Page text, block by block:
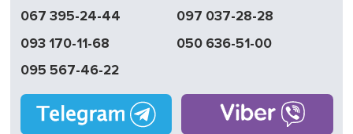
067 395-24-44
097 037-28-28
093 170-11-68
050 636-51-00
095 567-46-22